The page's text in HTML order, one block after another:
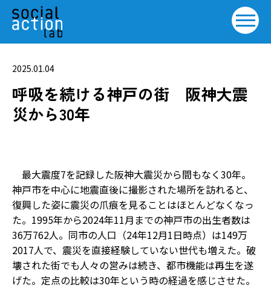
2025.01.04
呼吸を続ける神戸の街 阪神大震
災から30年
最大震度7を記録した阪神大震災から間もなく30年。
神戸市を中心に地震直後に撮影された場所を訪れると、
復興した姿に震災の爪痕を見ることはほとんどなくなっ
た。1995年から2024年11月までの神戸市の出生者数は
36万762人。同市の人口（24年12月1日時点）は149万
2017人で、震災を直接経験していない世代も増えた。破
壊された街でも人々の営みは続き、都市機能は再生を遂
げた。定点の比較は30年という時の経過を感じさせた。